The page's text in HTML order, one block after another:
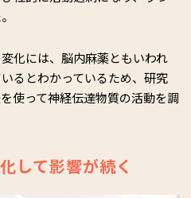
化には、脳内麻薬ともいわれ
るとわかっているため、研究
使って神経伝達物質の活動を調
して影響が続く